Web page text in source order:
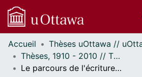
Communautés
et collections
Parcourir
Accueil
Thèses, 1910 - 2010 // Theses, 1910 - 2010
Le parcours de l'écriture d'Alain Robbe-Grillet en fonction de la réception critique de ses oeuvres.